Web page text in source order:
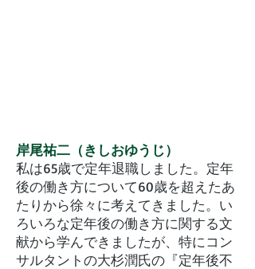
岸尾祐二（きしおゆうじ）
私は65歳で定年退職しました。定年
後の働き方について60歳を超えたあ
たりから徐々に考えてきました。い
ろいろな定年後の働き方に関する文
献から学んできましたが、特にコン
サルタントの大杉潤氏の『定年後不